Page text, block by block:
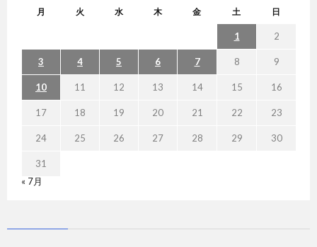
月 火 水 木 金 土 日
1 2
3 4 5 6 7 8 9
10 11 12 13 14 15 16
17 18 19 20 21 22 23
24 25 26 27 28 29 30
31
« 7月